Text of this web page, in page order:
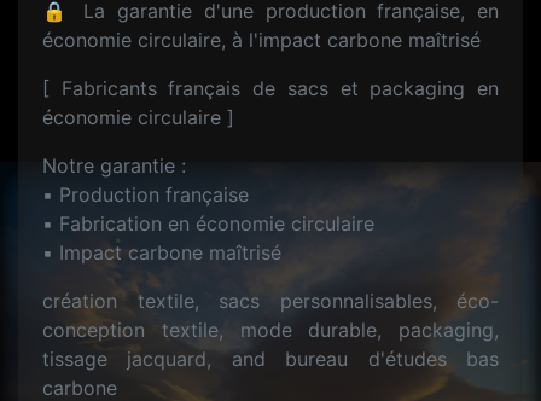
🔒 La garantie d'une production française, en
économie circulaire, à l'impact carbone maîtrisé
[ Fabricants français de sacs et packaging en
économie circulaire ]
Notre garantie :
▪️ Production française
▪️ Fabrication en économie circulaire
▪️ Impact carbone maîtrisé
création textile, sacs personnalisables, éco-
conception textile, mode durable, packaging,
tissage jacquard, and bureau d'études bas
carbone